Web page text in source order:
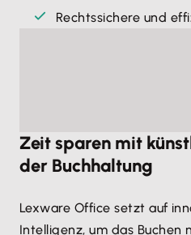
Rechtssichere und
Zeit sparen mit
der Buchhaltung
Lexware Office setzt auf
Intelligenz, um das Buchen